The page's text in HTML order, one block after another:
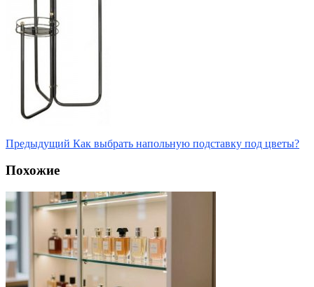
Предыдущий Как выбрать напольную подставку под цветы?
Похожие